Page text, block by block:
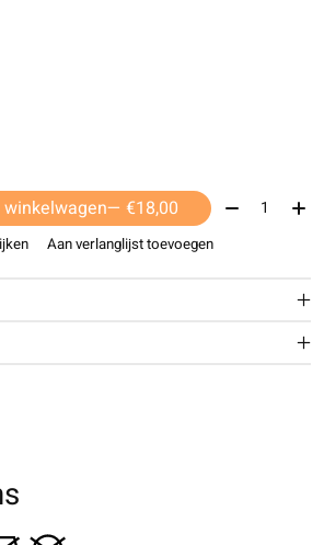
— €18,00 Aantal:
Aan verlanglijst toevoegen